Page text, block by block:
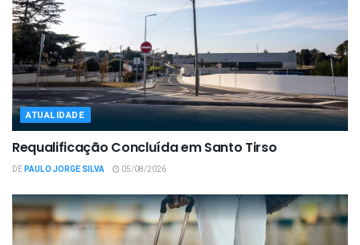
ATUALIDADE
Requalificação Concluída em Santo Tirso
DEPAULO JORGE SILVA 05/08/2026